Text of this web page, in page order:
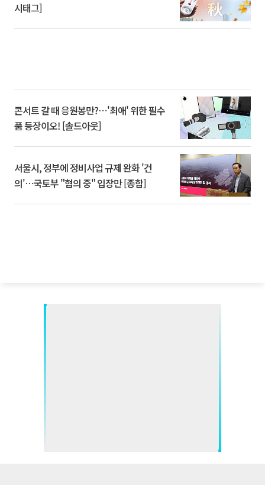
시태그]
콘서트 갈 때 응원봉만?⋯'최애' 위한 필수
품 등장이오! [솔드아웃]
서울시, 정부에 정비사업 규제 완화 '건
의'⋯국토부 "협의 중" 입장만 [종합]